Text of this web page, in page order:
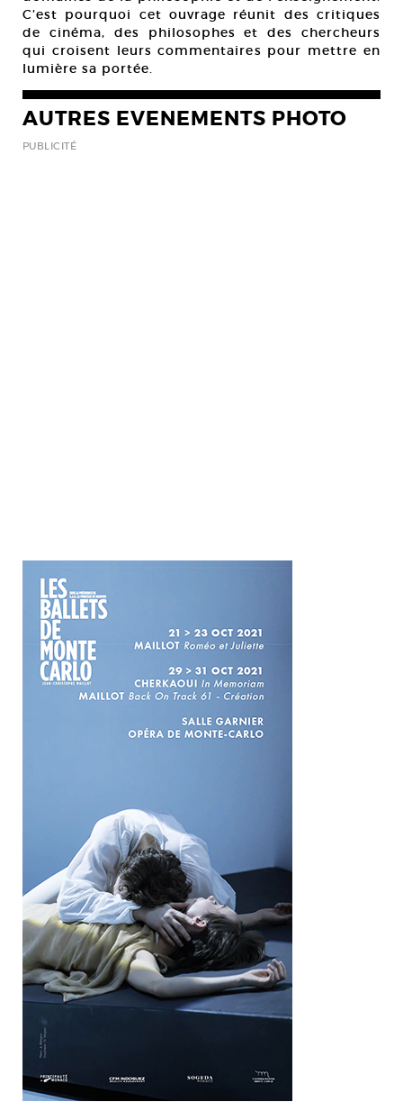
C’est pourquoi cet ouvrage réunit des critiques
de cinéma, des philosophes et des chercheurs
qui croisent leurs commentaires pour mettre en
lumière sa portée.
AUTRES EVENEMENTS PHOTO
PUBLICITÉ